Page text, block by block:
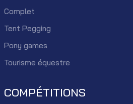
Complet
Tent Pegging
Pony games
Tourisme équestre
COMPÉTITIONS